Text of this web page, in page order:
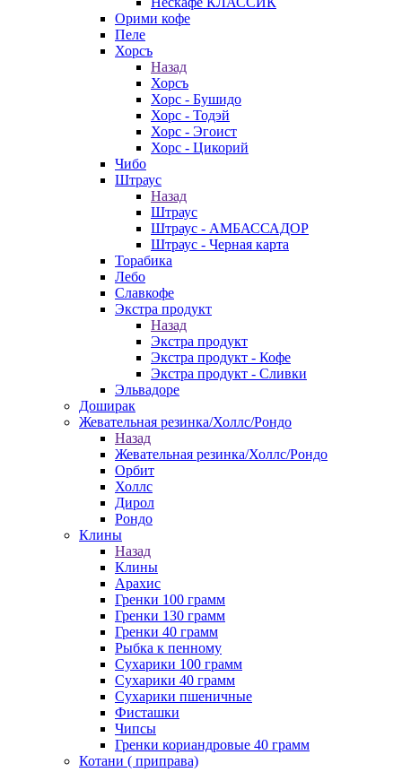
Орими кофе
Пеле
Хорсъ
Назад
Хорсъ
Хорс - Бушидо
Хорс - Тодэй
Хорс - Эгоист
Хорс - Цикорий
Чибо
Штраус
Назад
Штраус
Штраус - АМБАССАДОР
Штраус - Черная карта
Торабика
Лебо
Славкофе
Экстра продукт
Назад
Экстра продукт
Экстра продукт - Кофе
Экстра продукт - Сливки
Эльвадоре
Доширак
Жевательная резинка/Холлс/Рондо
Назад
Жевательная резинка/Холлс/Рондо
Орбит
Холлс
Дирол
Рондо
Клины
Назад
Клины
Арахис
Гренки 100 грамм
Гренки 130 грамм
Гренки 40 грамм
Рыбка к пенному
Сухарики 100 грамм
Сухарики 40 грамм
Сухарики пшеничные
Фисташки
Чипсы
Гренки кориандровые 40 грамм
Котани ( приправа)